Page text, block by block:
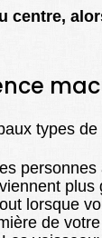
centre,
types
lorsque
de